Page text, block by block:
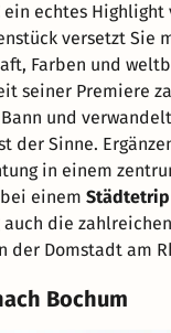
ein echtes Highlight
versetzt Sie
Farben und
seiner Premiere
und
der Sinne.
in einem
einem
auch die zahlreichen
der Domstadt am
Bochum